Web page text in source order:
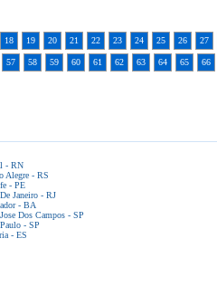
18 19 20 21 22 23 24 25 26 27
57 58 59 60 61 62 63 64 65 66
- RN
Alegre - RS
- PE
Janeiro - RJ
- BA
Dos Campos - SP
- SP
- ES